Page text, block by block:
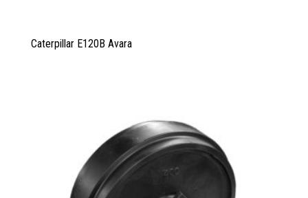
Caterpillar E120B Avara